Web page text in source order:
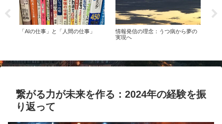
「AIの仕事」と「人間の仕事」
情報発信の理念：うつ病から夢の
実現へ
繋がる力が未来を作る：2024年の経験を振
り返って